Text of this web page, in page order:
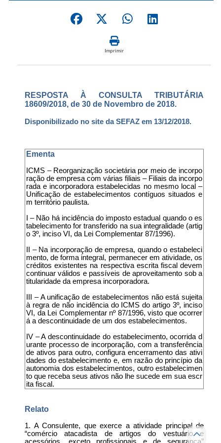
Imprimir
RESPOSTA À CONSULTA TRIBUTÁRIA
18609/2018, de 30 de Novembro de 2018.
Disponibilizado no site da SEFAZ em 13/12/2018.
Ementa
ICMS – Reorganização societária por meio de incorpo
ração de empresa com várias filiais – Filiais da incorpo
rada e incorporadora estabelecidas no mesmo local –
Unificação de estabelecimentos contíguos situados e
m território paulista.
I – Não há incidência do imposto estadual quando o es
tabelecimento for transferido na sua integralidade (artig
o 3º, inciso VI, da Lei Complementar 87/1996).
II – Na incorporação de empresa, quando o estabeleci
mento, de forma integral, permanecer em atividade, os
créditos existentes na respectiva escrita fiscal devem
continuar válidos e passíveis de aproveitamento sob a
titularidade da empresa incorporadora.
III – A unificação de estabelecimentos não está sujeita
à regra de não incidência do ICMS do artigo 3º, inciso
VI, da Lei Complementar nº 87/1996, visto que ocorrer
á a descontinuidade de um dos estabelecimentos.
IV – A descontinuidade do estabelecimento, ocorrida d
urante processo de incorporação, com a transferência
de ativos para outro, configura encerramento das ativi
dades do estabelecimento e, em razão do princípio da
autonomia dos estabelecimentos, outro estabelecimen
to que receba seus ativos não lhe sucede em sua escr
ita fiscal.
Relato
1. A Consulente, que exerce a atividade principal de
“comércio atacadista de artigos do vestuário e